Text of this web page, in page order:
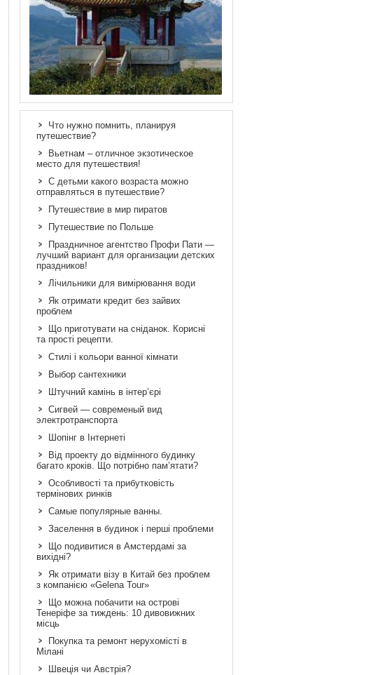
Что нужно помнить, планируя
путешествие?
Вьетнам – отличное экзотическое
место для путешествия!
С детьми какого возраста можно
отправляться в путешествие?
Путешествие в мир пиратов
Путешествие по Польше
Праздничное агентство Профи Пати —
лучший вариант для организации детских
праздников!
Лічильники для вимірювання води
Як отримати кредит без зайвих
проблем
Що приготувати на сніданок. Корисні
та прості рецепти.
Стилі і кольори ванної кімнати
Выбор сантехники
Штучний камінь в інтер’єрі
Сигвей — современый вид
электротранспорта
Шопінг в Інтернеті
Від проекту до відмінного будинку
багато кроків. Що потрібно пам’ятати?
Особливості та прибутковість
термінових ринків
Самые популярные ванны.
Заселення в будинок і перші проблеми
Що подивитися в Амстердамі за
вихідні?
Як отримати візу в Китай без проблем
з компанією «Gelena Tour»
Що можна побачити на острові
Тенеріфе за тиждень: 10 дивовижних
місць
Покупка та ремонт нерухомісті в
Мілані
Швеція чи Австрія?